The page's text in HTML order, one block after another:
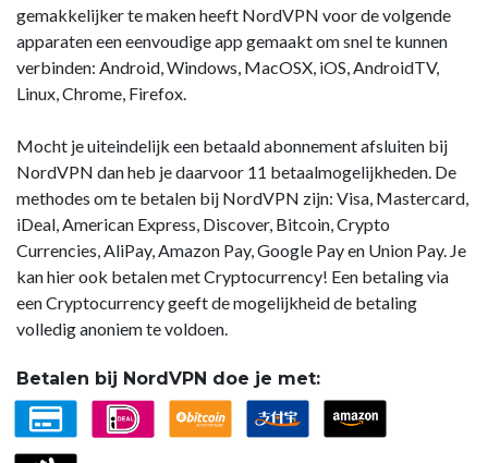
gemakkelijker te maken heeft NordVPN voor de volgende
apparaten een eenvoudige app gemaakt om snel te kunnen
verbinden: Android, Windows, MacOSX, iOS, AndroidTV,
Linux, Chrome, Firefox.
Mocht je uiteindelijk een betaald abonnement afsluiten bij
NordVPN dan heb je daarvoor 11 betaalmogelijkheden. De
methodes om te betalen bij NordVPN zijn: Visa, Mastercard,
iDeal, American Express, Discover, Bitcoin, Crypto
Currencies, AliPay, Amazon Pay, Google Pay en Union Pay. Je
kan hier ook betalen met Cryptocurrency! Een betaling via
een Cryptocurrency geeft de mogelijkheid de betaling
volledig anoniem te voldoen.
Betalen bij NordVPN doe je met: